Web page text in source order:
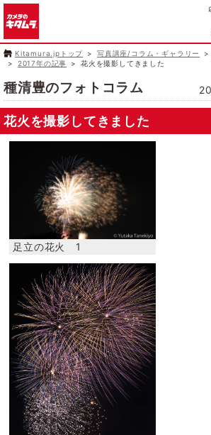
Kitamura.jpトップ 写真講座/コラム・ギャラリー
2017年の記事
花火を撮影してきました
種清豊のフォトコラム
花火を撮影してきました